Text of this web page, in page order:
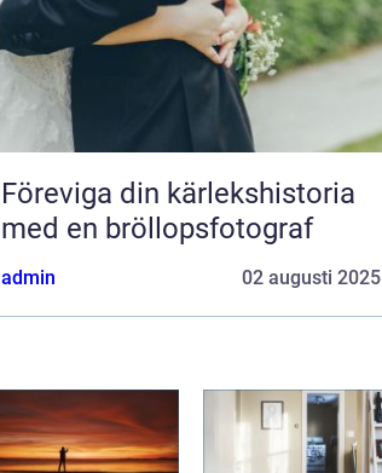
Föreviga din kärlekshistoria
med en bröllopsfotograf
admin 02 augusti 2025